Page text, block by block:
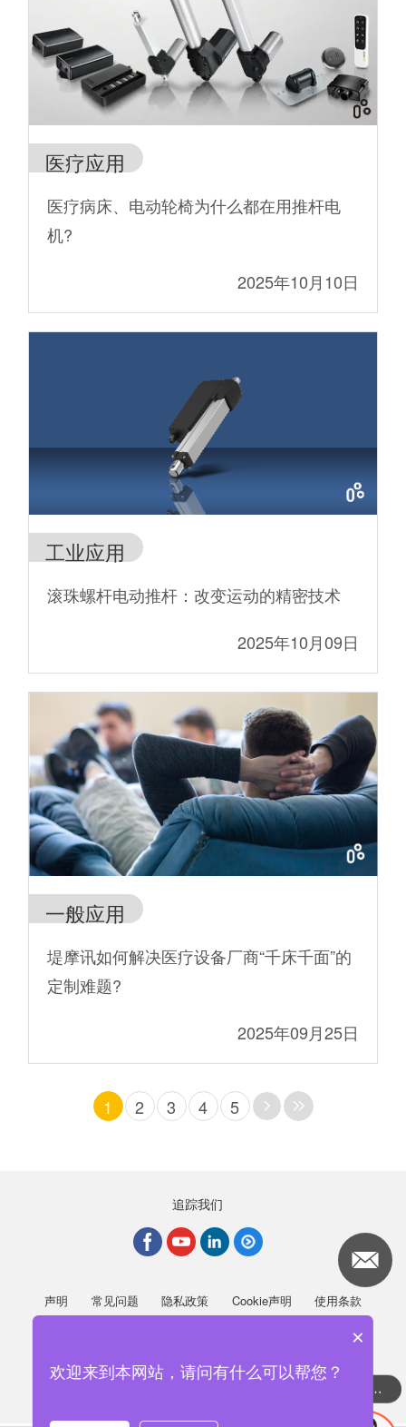
医疗应用
医疗病床、电动轮椅为什么都在用推杆电
机?
2025年10月10日
工业应用
滚珠螺杆电动推杆：改变运动的精密技术
2025年10月09日
一般应用
堤摩讯如何解决医疗设备厂商“千床千面”的
定制难题?
2025年09月25日
1 2 3 4 5
追踪我们
声明 常见问题 隐私政策 Cookie声明
使用条款
粤ICP备20067587号
可以介绍下你们的产品么
×
欢迎来到本网站，请问有什么可以帮您？